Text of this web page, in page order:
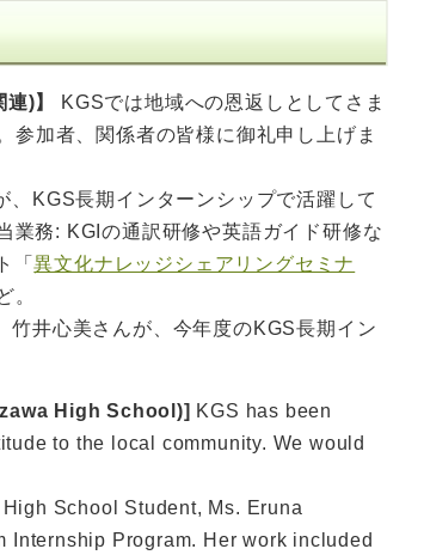
)】
KGSでは地域への恩返しとしてさま
参加者、関係者の皆様に御礼申し上げま
KGS長期インターンシップで活躍して
業務: KGIの通訳研修や英語ガイド研修な
「異文化ナレッジシェアリングセミナ
。
井心美さんが、今年度のKGS長期イン
High School)] KGS has been
to the local community. We would
School Student, Ms. Eruna
Internship Program. Her work included